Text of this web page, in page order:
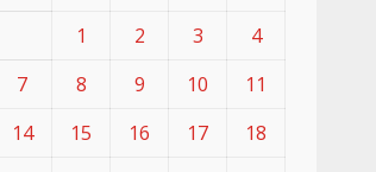
1
2 3
4
7 8 9 10
11
14 15 16 17
18